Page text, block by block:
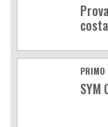
PRIMO